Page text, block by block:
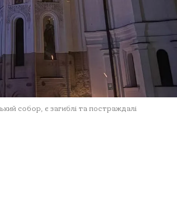
собор, є загиблі та постраждалі